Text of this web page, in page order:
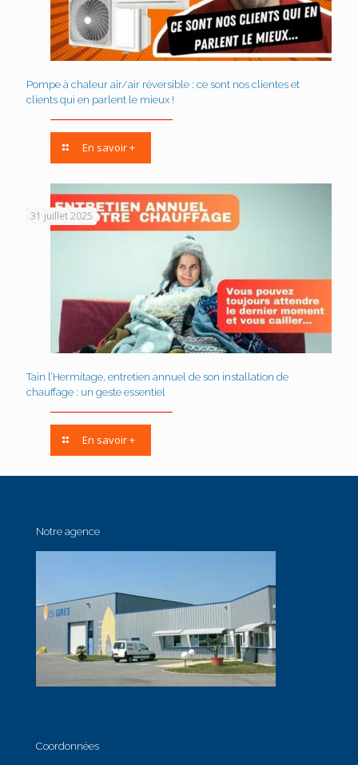
Pompe à chaleur air/air réversible : ce sont nos clientes et
clients qui en parlent le mieux !
En savoir +
31 juillet 2025
Tain l’Hermitage, entretien annuel de son installation de
chauffage : un geste essentiel
En savoir +
Notre agence
Coordonnées